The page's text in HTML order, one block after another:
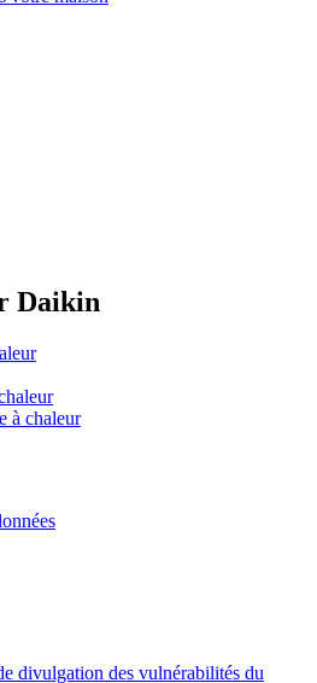
Daikin
à chaleur
divulgation des vulnérabilités du